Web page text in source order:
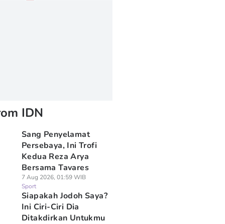
IDN
Sang Penyelamat
Persebaya, Ini Trofi
Kedua Reza Arya
Bersama Tavares
7 Aug 2026, 01:59 WIB
Sport
Siapakah Jodoh Saya?
Ini Ciri-Ciri Dia
Ditakdirkan Untukmu